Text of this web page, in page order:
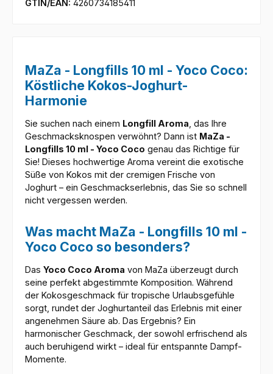
GTIN/EAN: 4260734185411
MaZa - Longfills 10 ml - Yoco Coco:
Köstliche Kokos-Joghurt-
Harmonie
Sie suchen nach einem Longfill Aroma , das Ihre
Geschmacksknospen verwöhnt? Dann ist MaZa -
Longfills 10 ml - Yoco Coco genau das Richtige für
Sie! Dieses hochwertige Aroma vereint die exotische
Süße von Kokos mit der cremigen Frische von
Joghurt – ein Geschmackserlebnis, das Sie so schnell
nicht vergessen werden.
Was macht MaZa - Longfills 10 ml -
Yoco Coco so besonders?
Das Yoco Coco Aroma von MaZa überzeugt durch
seine perfekt abgestimmte Komposition. Während
der Kokosgeschmack für tropische Urlaubsgefühle
sorgt, rundet der Joghurtanteil das Erlebnis mit einer
angenehmen Säure ab. Das Ergebnis? Ein
harmonischer Geschmack, der sowohl erfrischend als
auch beruhigend wirkt – ideal für entspannte Dampf-
Momente.